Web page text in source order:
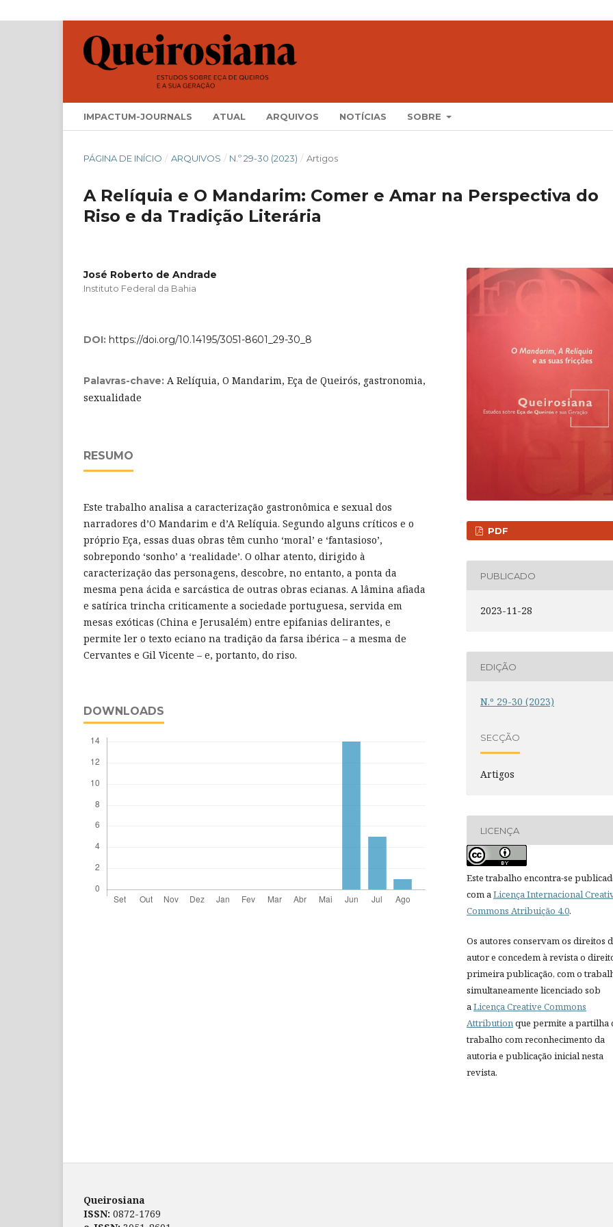
IMPACTUM-JOURNALS ATUAL ARQUIVOS NOTÍCIAS SOBRE
PÁGINA DE INÍCIO / ARQUIVOS / N.º 29-30 (2023) / Artigos
A Relíquia e O Mandarim: Comer e Amar na Perspectiva do
Riso e da Tradição Literária
José Roberto de Andrade
Instituto Federal da Bahia
DOI: https://doi.org/10.14195/3051-8601_29-30_8
Palavras-chave: A Relíquia, O Mandarim, Eça de Queirós, gastronomia,
sexualidade
RESUMO
Este trabalho analisa a caracterização gastronômica e sexual dos
narradores d’O Mandarim e d’A Relíquia. Segundo alguns críticos e o
próprio Eça, essas duas obras têm cunho ‘moral’ e ‘fantasioso’,
sobrepondo ‘sonho’ a ‘realidade’. O olhar atento, dirigido à
caracterização das personagens, descobre, no entanto, a ponta da
mesma pena ácida e sarcástica de outras obras ecianas. A lâmina afiada
e satírica trincha criticamente a sociedade portuguesa, servida em
mesas exóticas (China e Jerusalém) entre epifanias delirantes, e
permite ler o texto eciano na tradição da farsa ibérica – a mesma de
Cervantes e Gil Vicente – e, portanto, do riso.
DOWNLOADS
PDF
PUBLICADO
2023-11-28
EDIÇÃO
N.º 29-30 (2023)
SECÇÃO
Artigos
LICENÇA
Este trabalho encontra-se
com aLicença Internacional
Commons Atribuição 4.0.
Os autores conservam os direitos
autor e concedem à revista o
primeira publicação, com o
simultaneamente licenciado sob
aLicença Creative Commons
Attributionque permite a partilha
trabalho com reconhecimento da
autoria e publicação inicial nesta
revista.
Queirosiana
ISSN: 0872-1769